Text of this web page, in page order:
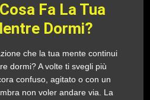
Fa La Tua
Dormi?
che la tua mente continui
dormi? A volte ti svegli più
confuso, agitato o con un
non voler andare via. La